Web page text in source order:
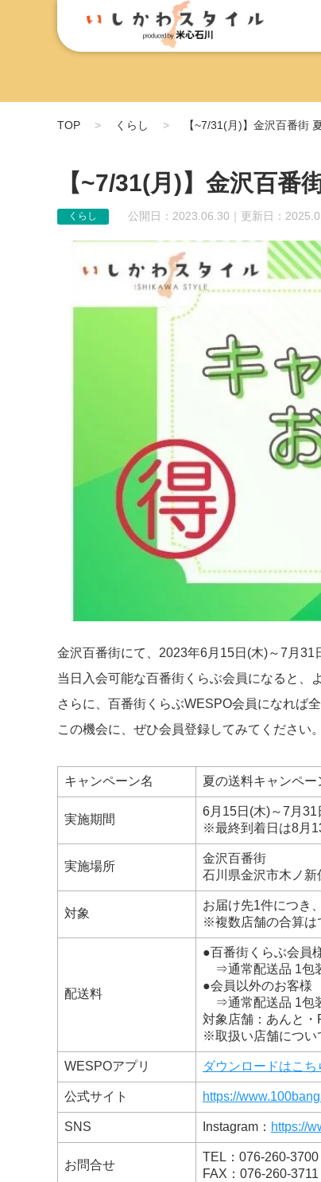
TOP くらし 【~7/31(月)】金沢百番街
【~7/31(月)】金沢百番
くらし 公開日：2023.06.30｜更新日：
金沢百番街にて、2023年6月15日(木)～7月31
当日入会可能な百番街くらぶ会員になると、
さらに、百番街くらぶWESPO会員になれば
この機会に、ぜひ会員登録してみてください。
キャンペーン名 夏の送料キャンペー
実施期間
6月15日(木)～7月31
※最終到着日は8月
実施場所
金沢百番街
石川県金沢市木ノ新
対象
お届け先1件につき
※複数店舗の合算は
配送料
●百番街くらぶ会員
⇒通常配送品 1包
●会員以外のお客様
⇒通常配送品 1包
対象店舗：あんと
※取扱い店舗につい
WESPOアプリ ダウンロードはこち
公式サイト https://
SNS Instagram： https://
お問合せ
TEL：076-260-3700
FAX：076-260-3711